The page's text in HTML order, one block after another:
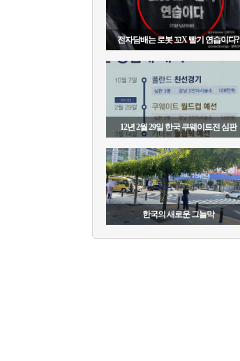
전자담배는 로봇 꼬X 빨기 연습이다?
12년 2월 29일 한국 쿠웨이트전 심판
한국의 새로운 그늘막